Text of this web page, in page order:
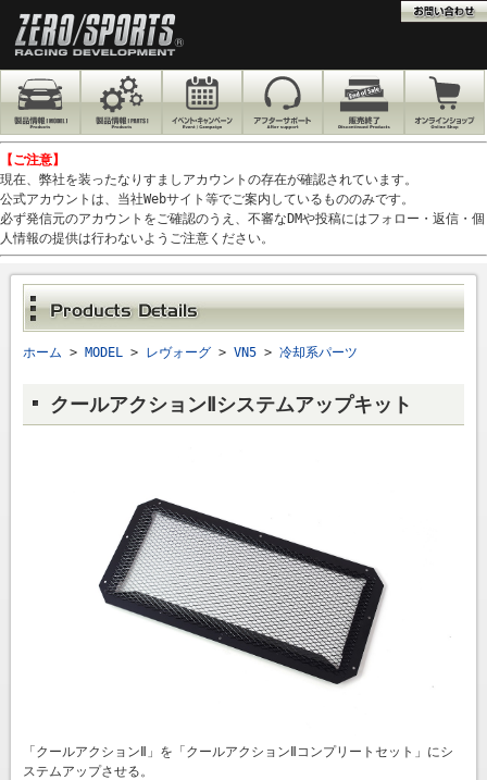
【ご注意】
現在、弊社を装ったなりすましアカウントの存在が確認されています。
公式アカウントは、当社Webサイト等でご案内しているもののみです。
必ず発信元のアカウントをご確認のうえ、不審なDMや投稿にはフォロー・返信・個
人情報の提供は行わないようご注意ください。
ホーム > MODEL> レヴォーグ> VN5> 冷却系パーツ
クールアクションⅡシステムアップキット
「クールアクションⅡ」を「クールアクションⅡコンプリートセット」にシ
ステムアップさせる。